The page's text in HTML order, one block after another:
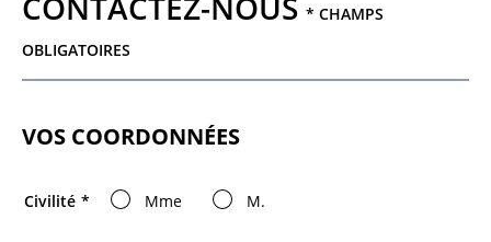
* CHAMPS
OBLIGATOIRES
VOS COORDONNÉES
Civilité Mme M.